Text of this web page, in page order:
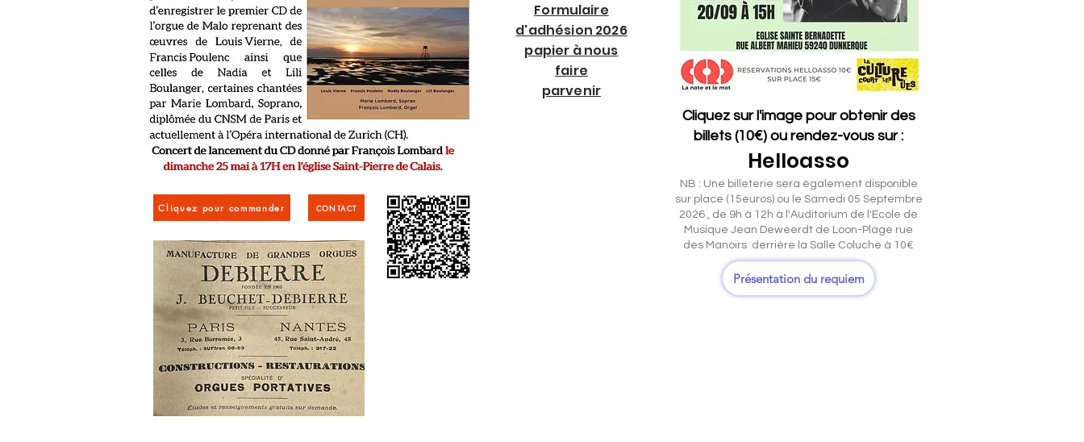
Cliquez pour commander CONTACT
Formulaire
d'adhésion 2026
papier à nous
faire
parvenir
Cliquez sur l'image pour obtenir des
billets (10€) ou rendez-vous sur :
Helloasso
NB : Une billeterie sera également disponible
sur place (15euros) ou le Samedi 05 Septembre
2026 , de 9h à 12h à l'Auditorium de l'Ecole de
Musique Jean Deweerdt de Loon-Plage rue
des Manoirs derrière la Salle Coluche à 10€
Présentation du requiem